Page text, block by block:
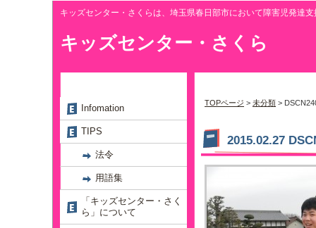
キッズセンター・さくらは、埼玉県春日部市において障害児発達
キッズセンター・さくら
TOPページ > 未分類 >
2015.02.27
Infomation
TIPS
法令
用語集
「キッズセンター・さく
ら」について